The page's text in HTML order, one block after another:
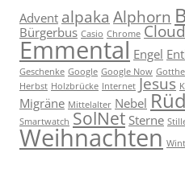
Advent alpaka Alphorn
Bürgerbus Casio Chrome Cloud
Emmental Engel
Geschenke Google Google Now
Herbst Holzbrücke Internet Jesus
Migräne Mittelalter Nebel
Smartwatch SolNet Sterne
Weihnachten